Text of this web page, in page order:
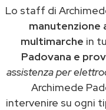
Lo staff di
manutenzione
multimarche in
Padovana e
assistenza per
Archimede
intervenire su ogni